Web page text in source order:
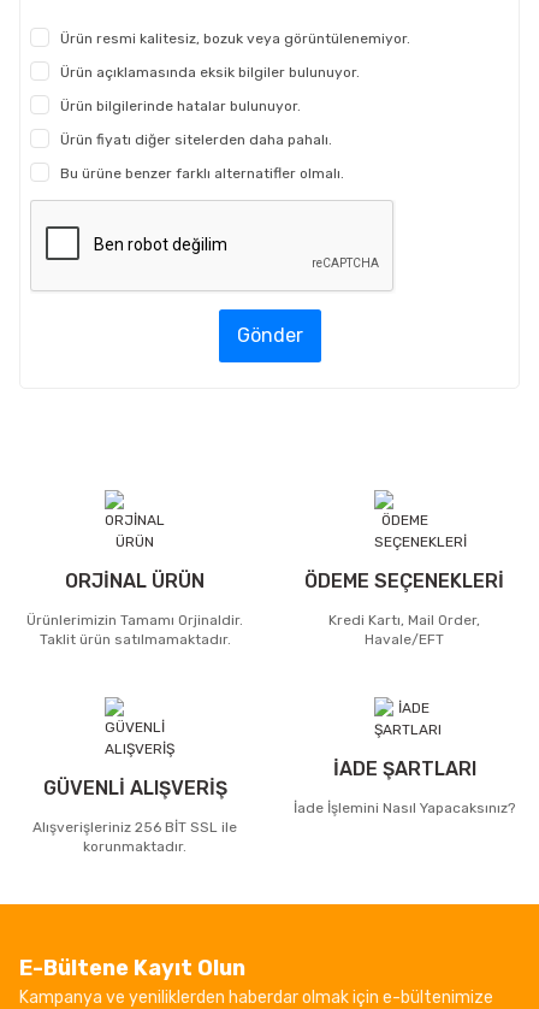
Ürün resmi kalitesiz, bozuk veya görüntülenemiyor.
Ürün açıklamasında eksik bilgiler bulunuyor.
Ürün bilgilerinde hatalar bulunuyor.
Ürün fiyatı diğer sitelerden daha pahalı.
Bu ürüne benzer farklı alternatifler olmalı.
Gönder
ORJİNAL ÜRÜN
Ürünlerimizin Tamamı Orjinaldir.
Taklit ürün satılmamaktadır.
ÖDEME SEÇENEKLERİ
Kredi Kartı, Mail Order,
Havale/EFT
GÜVENLİ ALIŞVERİŞ
Alışverişleriniz 256 BİT SSL ile
korunmaktadır.
İADE ŞARTLARI
İade İşlemini Nasıl Yapacaksınız?
E-Bültene Kayıt Olun
Kampanya ve yeniliklerden haberdar olmak için e-bültenimize